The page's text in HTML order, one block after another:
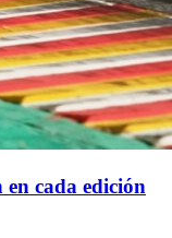
cada edición